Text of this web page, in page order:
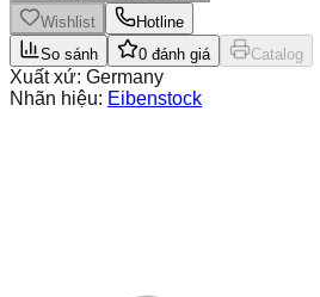
Wishlist
Hotline
So sánh
0 đánh giá Catalog
Xuất xứ: Germany
Nhãn hiệu: Eibenstock